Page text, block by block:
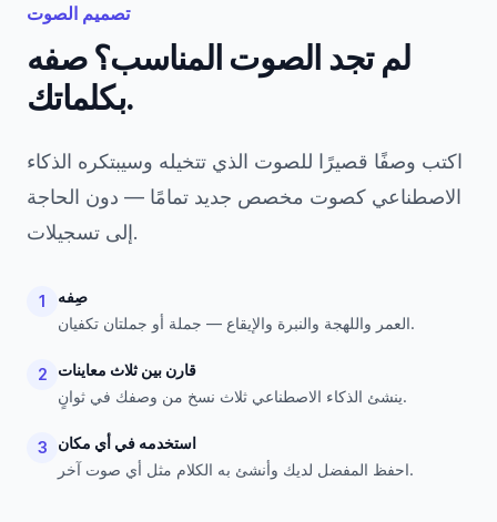
تصميم الصوت
لم تجد الصوت المناسب؟ صفه
بكلماتك.
اكتب وصفًا قصيرًا للصوت الذي تتخيله وسيبتكره الذكاء
الاصطناعي كصوت مخصص جديد تمامًا — دون الحاجة
إلى تسجيلات.
1
صِفه
العمر واللهجة والنبرة والإيقاع — جملة أو جملتان تكفيان.
2
قارن بين ثلاث معاينات
ينشئ الذكاء الاصطناعي ثلاث نسخ من وصفك في ثوانٍ.
3
استخدمه في أي مكان
احفظ المفضل لديك وأنشئ به الكلام مثل أي صوت آخر.